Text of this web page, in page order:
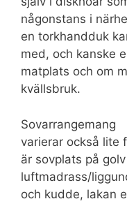
någonstans i
en torkhandduk
med, och kanske
matplats och om
kvällsbruk.
Sovarrangemang
varierar också lite
är sovplats på
luftmadrass/
och kudde, lakan